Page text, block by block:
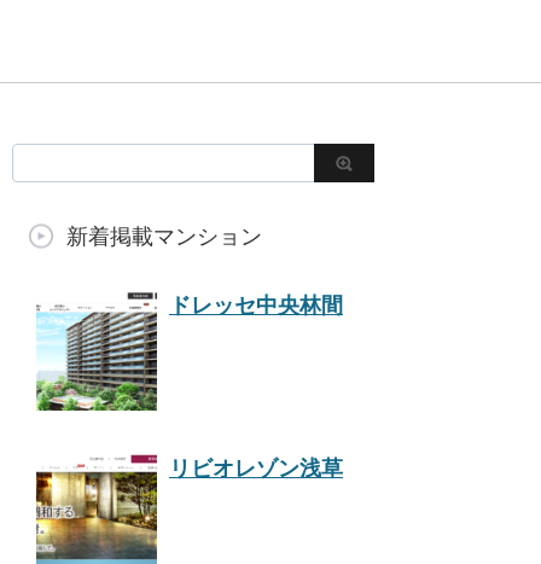
新着掲載マンション
ドレッセ中央林間
リビオレゾン浅草